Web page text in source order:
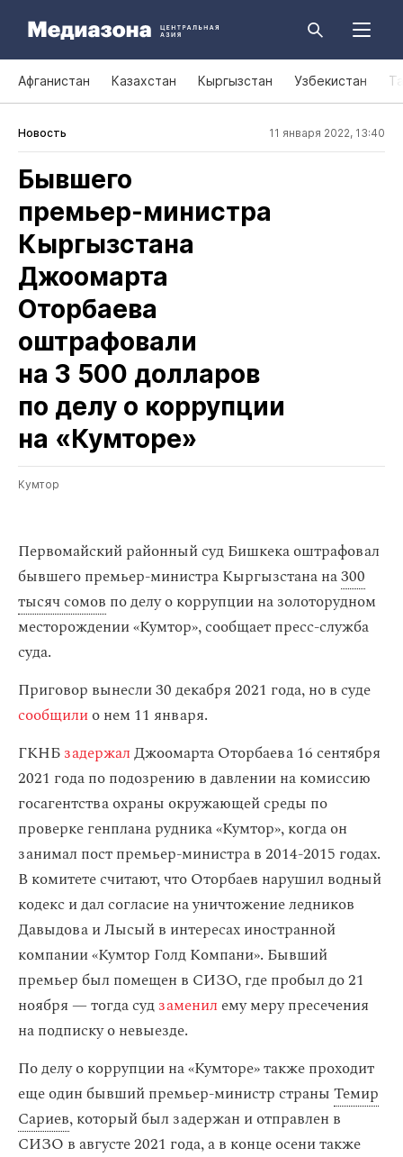
Афганистан Казахстан Кыргызстан Узбекистан
Новость 11 января 2022, 13:40
Бывшего
премьер‑министра
Кыргызстана
Джоомарта
Оторбаева
оштрафовали
на 3 500 долларов
по делу о коррупции
на «Кумторе»
Кумтор
Первомайский районный суд Бишкека оштрафовал
бывшего премьер-министра Кыргызстана на300
тысяч сомов по делу о коррупции на золоторудном
месторождении «Кумтор», сообщает пресс-служба
суда.
Приговор вынесли 30 декабря 2021 года, но в суде
сообщилио нем 11 января.
ГКНБзадержалДжоомарта Оторбаева16 сентября
2021 года по подозрению в давлении на комиссию
госагентства охраны окружающей среды по
проверке генплана рудника «Кумтор», когда он
занимал пост премьер-министра в 2014-2015 годах.
В комитете считают, что Оторбаев нарушил водный
кодекс и дал согласие на уничтожение ледников
Давыдова и Лысый в интересах иностранной
компании «Кумтор Голд Компани». Бывший
премьер был помещен в СИЗО, где пробыл до 21
ноября — тогда судзаменилему меру пресечения
на подписку о невыезде.
По делу о коррупции на «Кумторе» также проходит
еще один бывший премьер-министр страныТемир
Сариев, который был задержан и отправлен в
СИЗО в августе 2021 года, а в конце осени также